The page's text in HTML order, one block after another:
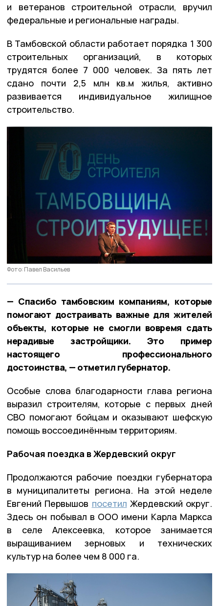
и ветеранов строительной отрасли, вручил
федеральные и региональные награды.
В Тамбовской области работает порядка 1 300
строительных организаций, в которых
трудятся более 7 000 человек. За пять лет
сдано почти 2,5 млн кв.м жилья, активно
развивается индивидуальное жилищное
строительство.
Фото: Павел Васильев
— Спасибо тамбовским компаниям, которые
помогают достраивать важные для жителей
объекты, которые не смогли вовремя сдать
нерадивые застройщики. Это пример
настоящего профессионального
достоинства, — отметил губернатор.
Особые слова благодарности глава региона
выразил строителям, которые с первых дней
СВО помогают бойцам и оказывают шефскую
помощь воссоединённым территориям.
Рабочая поездка в Жердевский округ
Продолжаются рабочие поездки губернатора
в муниципалитеты региона. На этой неделе
Евгений Первышов посетил Жердевский округ.
Здесь он побывал в ООО имени Карла Маркса
в селе Алексеевка, которое занимается
выращиванием зерновых и технических
культур на более чем 8 000 га.